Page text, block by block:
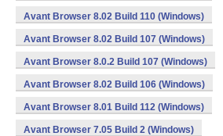
Avant Browser 8.02 Build 110 (Windows)
Avant Browser 8.02 Build 107 (Windows)
Avant Browser 8.0.2 Build 107 (Windows)
Avant Browser 8.02 Build 106 (Windows)
Avant Browser 8.01 Build 112 (Windows)
Avant Browser 7.05 Build 2 (Windows)